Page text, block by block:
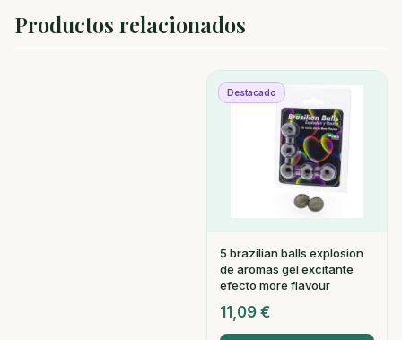
Productos relacionados
Destacado
5 brazilian balls explosion
de aromas gel excitante
efecto more flavour
11,09 €